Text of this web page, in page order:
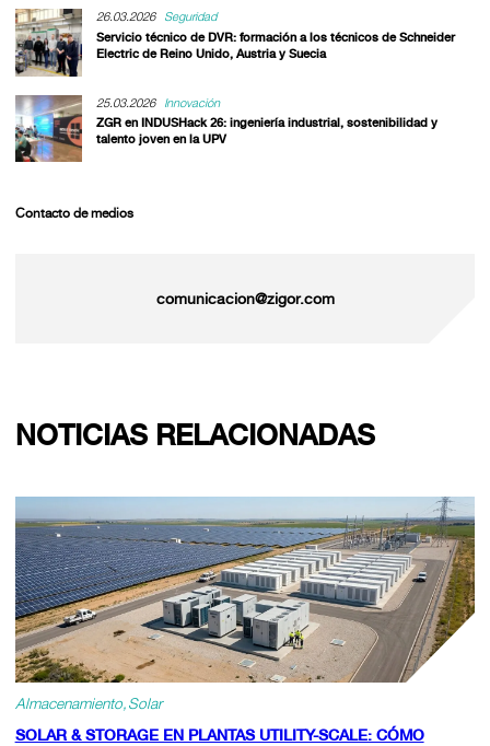
26.03.2026
Seguridad
Servicio técnico de DVR: formación a los técnicos de Schneider
Electric de Reino Unido, Austria y Suecia
25.03.2026
Innovación
ZGR en INDUSHack 26: ingeniería industrial, sostenibilidad y
talento joven en la UPV
Contacto de medios
comunicacion@zigor.com
NOTICIAS RELACIONADAS
Almacenamiento Solar
SOLAR & STORAGE EN PLANTAS UTILITY-SCALE: CÓMO